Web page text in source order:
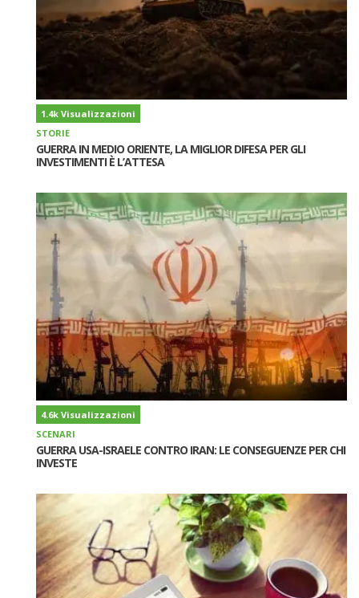
1.4k Visualizzazioni
STORIE
GUERRA IN MEDIO ORIENTE, LA MIGLIOR DIFESA PER GLI
INVESTIMENTI È L’ATTESA
4.6k Visualizzazioni
SCENARI
GUERRA USA-ISRAELE CONTRO IRAN: LE CONSEGUENZE PER CHI
INVESTE